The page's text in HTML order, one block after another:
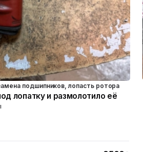
подшипников, лопасть ротора
лопатку и размолотило её